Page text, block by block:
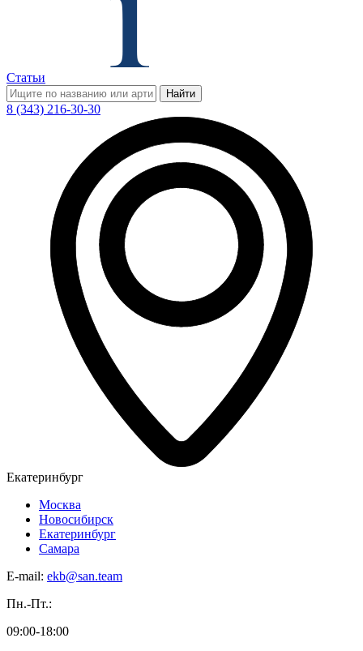
Статьи
Найти
8 (343) 216-30-30
Екатеринбург
Москва
Новосибирск
Екатеринбург
Самара
E-mail: ekb@san.team
Пн.-Пт.:
09:00-18:00